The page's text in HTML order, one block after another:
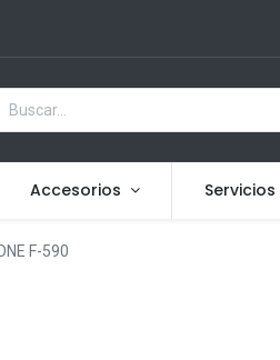
Accesorios Servicios
F-590